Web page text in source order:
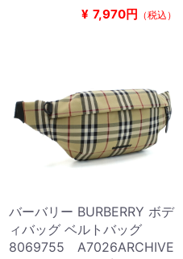
¥ 7,970円 （税込）
バーバリー BURBERRY ボデ
ィバッグ ベルトバッグ
8069755 A7026ARCHIVE